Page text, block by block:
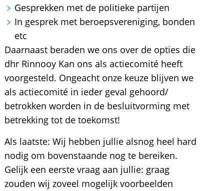
Gesprekken met de politieke partijen
In gesprek met beroepsvereniging, bonden
etc
Daarnaast beraden we ons over de opties die
dhr Rinnooy Kan ons als actiecomité heeft
voorgesteld. Ongeacht onze keuze blijven we
als actiecomité in ieder geval gehoord/
betrokken worden in de besluitvorming met
betrekking tot de toekomst!
Als laatste: Wij hebben jullie alsnog heel hard
nodig om bovenstaande nog te bereiken.
Gelijk een eerste vraag aan jullie: graag
zouden wij zoveel mogelijk voorbeelden